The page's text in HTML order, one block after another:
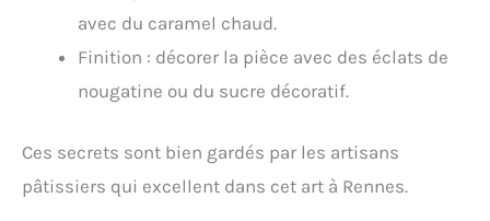
avec du caramel chaud.
Finition : décorer la pièce avec des éclats de
nougatine ou du sucre décoratif.
Ces secrets sont bien gardés par les artisans
pâtissiers qui excellent dans cet art à Rennes.